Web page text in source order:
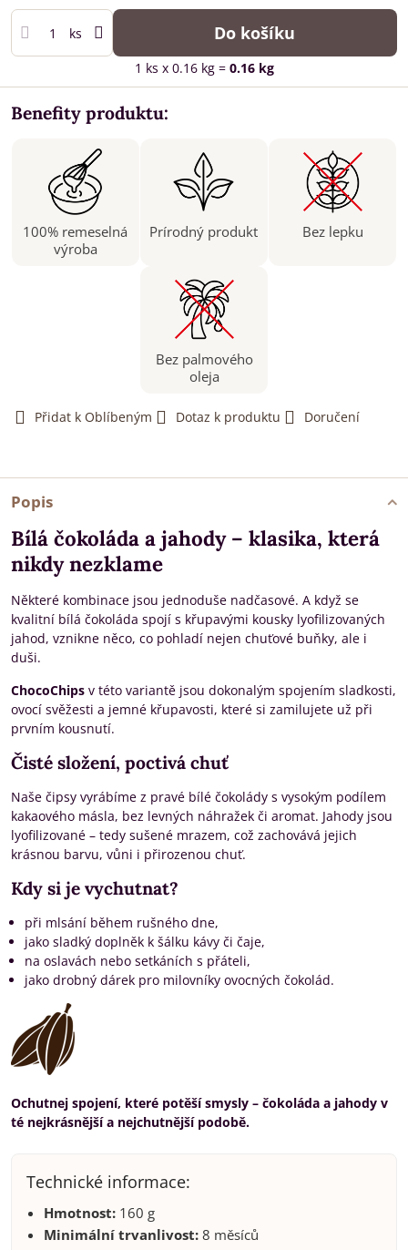
ks Do košíku
1 ks x 0.16 kg = 0.16kg
Benefity produktu:
100% remeselná
výroba
Prírodný produkt Bez lepku
Bez palmového
oleja
Přidat k Oblíbeným Dotaz k produktu Doručení
Popis
Bílá čokoláda a jahody – klasika, která
nikdy nezklame
Některé kombinace jsou jednoduše nadčasové. A když se
kvalitní bílá čokoláda spojí s křupavými kousky lyofilizovaných
jahod, vznikne něco, co pohladí nejen chuťové buňky, ale i
duši.
ChocoChips v této variantě jsou dokonalým spojením sladkosti,
ovocí svěžesti a jemné křupavosti, které si zamilujete už při
prvním kousnutí.
Čisté složení, poctivá chuť
Naše čipsy vyrábíme z pravé bílé čokolády s vysokým podílem
kakaového másla, bez levných náhražek či aromat. Jahody jsou
lyofilizované – tedy sušené mrazem, což zachovává jejich
krásnou barvu, vůni i přirozenou chuť.
Kdy si je vychutnat?
při mlsání během rušného dne,
jako sladký doplněk k šálku kávy či čaje,
na oslavách nebo setkáních s přáteli,
jako drobný dárek pro milovníky ovocných čokolád.
Ochutnej spojení, které potěší smysly – čokoláda a jahody v
té nejkrásnější a nejchutnější podobě.
Technické informace:
Hmotnost: 160 g
Minimální trvanlivost: 8 měsíců